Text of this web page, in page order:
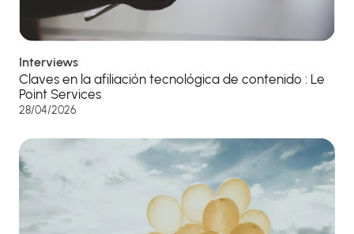
Interviews
Claves en la afiliación tecnológica de contenido : Le
Point Services
28/04/2026